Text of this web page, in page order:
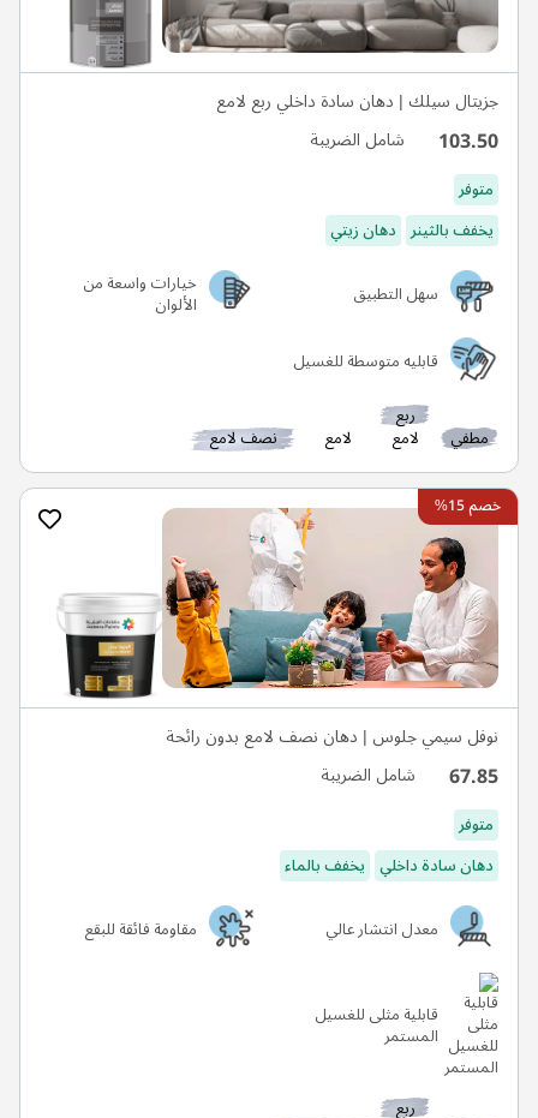
جزيتال سيلك | دهان سادة داخلي ربع لامع
103.50 شامل الضريبة
متوفر
يخفف بالثينر دهان زيتي
سهل التطبيق
خيارات واسعة من
الألوان
قابليه متوسطة للغسيل
مطفي
ربع
لامع لامع نصف لامع
خصم 15%
نوفل سيمي جلوس | دهان نصف لامع بدون رائحة
67.85 شامل الضريبة
متوفر
دهان سادة داخلي يخفف بالماء
معدل انتشار عالي
مقاومة فائقة للبقع
قابلية مثلى للغسيل
المستمر
ربع